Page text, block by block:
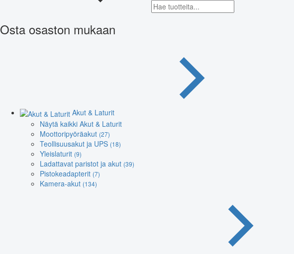
Osta osaston mukaan
Akut & Laturit
Näytä kaikki Akut & Laturit
Moottoripyöräakut (27)
Teollisuusakut ja UPS (18)
Yleislaturit (9)
Ladattavat paristot ja akut (39)
Pistokeadapterit (7)
Kamera-akut (134)